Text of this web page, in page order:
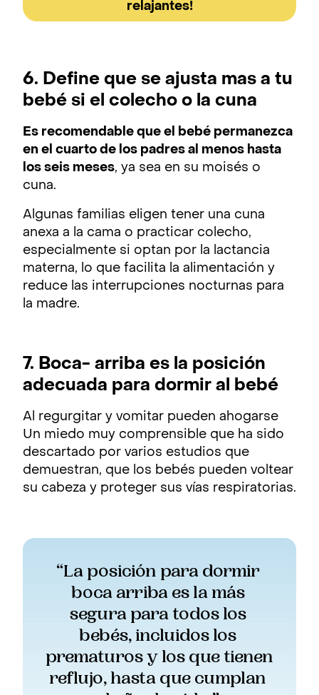
relajantes!
6. Define que se ajusta mas a tu
bebé si el colecho o la cuna
Es recomendable que el bebé permanezca
en el cuarto de los padres al menos hasta
los seis meses, ya sea en su moisés o
cuna.
Algunas familias eligen tener una cuna
anexa a la cama o practicar colecho,
especialmente si optan por la lactancia
materna, lo que facilita la alimentación y
reduce las interrupciones nocturnas para
la madre.
7. Boca- arriba es la posición
adecuada para dormir al bebé
Al regurgitar y vomitar pueden ahogarse
Un miedo muy comprensible que ha sido
descartado por varios estudios que
demuestran, que los bebés pueden voltear
su cabeza y proteger sus vías respiratorias.
“La posición para dormir
boca arriba es la más
segura para todos los
bebés, incluidos los
prematuros y los que tienen
reflujo, hasta que cumplan